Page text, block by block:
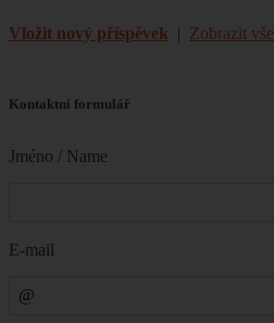
Vložit nový příspěvek | Zobrazit vše
Kontaktní formulář
Jméno / Name
E-mail